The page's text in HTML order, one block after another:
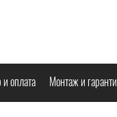
оплата Монтаж и